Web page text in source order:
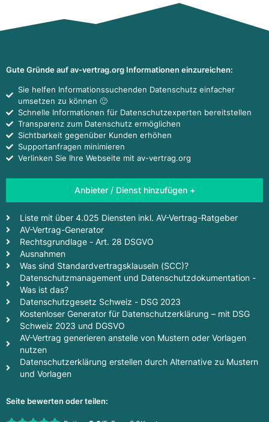
Gute Gründe auf av-vertrag.org Informationen einzureichen:
Sie helfen Informationssuchenden Datenschutz einfacher
umsetzen zu können 🙂
Schnelle Informationen für Datenschutzexperten bereitstellen
Transparenz zum Datenschutz ermöglichen
Sichtbarkeit gegenüber Kunden erhöhen
Supportanfragen minimieren
Verlinken Sie Ihre Webseite mit av-vertrag.org
Anbieter / Dienst hinzufügen +
Liste mit über 4.025 Diensten inkl. AV-Vertrag-Ratgeber
AV-Vertrag-Generator
Rechtsgrundlage - Art. 28 DSGVO
Ausnahmen
Was sind Standardvertragsklauseln (SCC)?
Datenschutzmanagement und Datenschutzdokumentation -
Was ist das?
Datenschutzgesetz Schweiz - DSG 2023
Kostenloser Generator für Datenschutzerklärung – mit DSG
Schweiz 2023 und DGSVO
AV-Vertrag generieren anstelle von Mustern oder Vorlagen
nutzen
Datenschutzerklärung erstellen durch Alternative zu Mustern
und Vorlagen
Seite bewerten oder teilen: